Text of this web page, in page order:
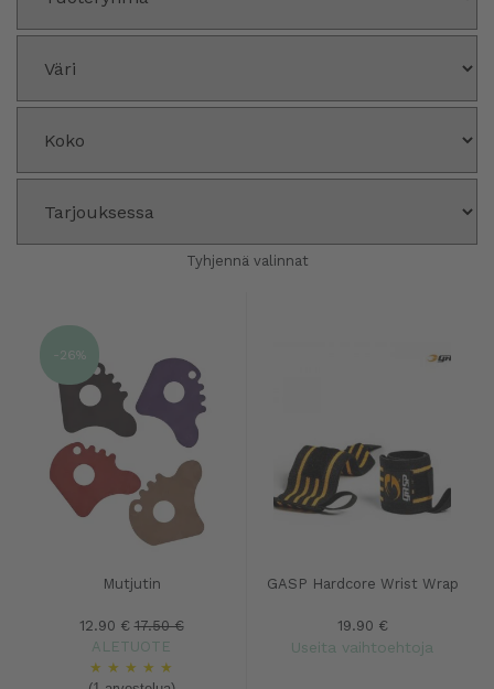
Tyhjennä valinnat
Mutjutin
12.90 € 17.50 €
ALETUOTE
★ ★ ★ ★ ★
-26%
GASP Hardcore Wrist Wrap
19.90 €
Useita vaihtoehtoja